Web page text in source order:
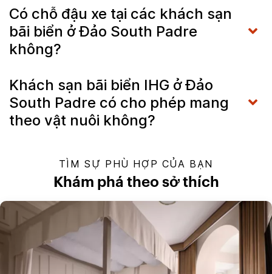
Có chỗ đậu xe tại các khách sạn
bãi biển ở Đảo South Padre
không?
Khách sạn bãi biển IHG ở Đảo
South Padre có cho phép mang
theo vật nuôi không?
TÌM SỰ PHÙ HỢP CỦA BẠN
Khám phá theo sở thích